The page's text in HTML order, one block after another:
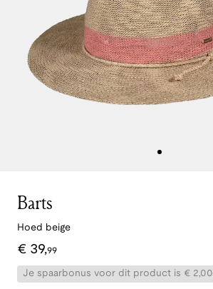
Barts
Hoed beige
€ 39,99
Je spaarbonus voor dit product is € 2,00